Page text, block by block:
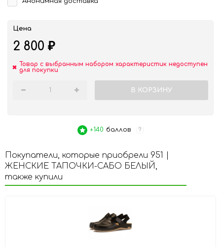
Цена
2 800 ₽
Товар с выбранным набором характеристик недоступен
для покупки
В КОРЗИНУ
+140 баллов ?
Покупатели, которые приобрели 951 |
ЖЕНСКИЕ ТАПОЧКИ-САБО БЕЛЫЙ,
также купили